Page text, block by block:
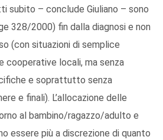
subito – conclude Giuliano – sono
328/2000) fin dalla diagnosi e non
(con situazioni di semplice
cooperative locali, ma senza
e soprattutto senza
e finali). L’allocazione delle
al bambino/ragazzo/adulto e
essere più a discrezione di quanto